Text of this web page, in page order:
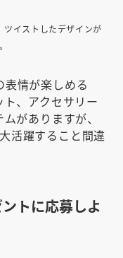
イストしたデザインが
情が楽しめる
、アクセサリー
がありますが、
活躍すること間違
トに応募しよ